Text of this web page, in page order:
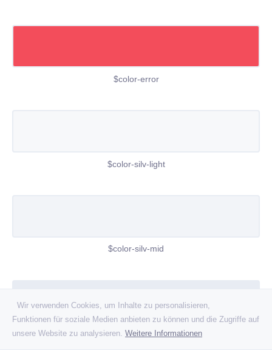
Wir verwenden Cookies, um Inhalte zu personalisieren,
Funktionen für soziale Medien anbieten zu können und die Zugriffe auf
unsere Website zu analysieren. Weitere Informationen
$color-error
$color-silv-light
$color-silv-mid
$color-silv-dark